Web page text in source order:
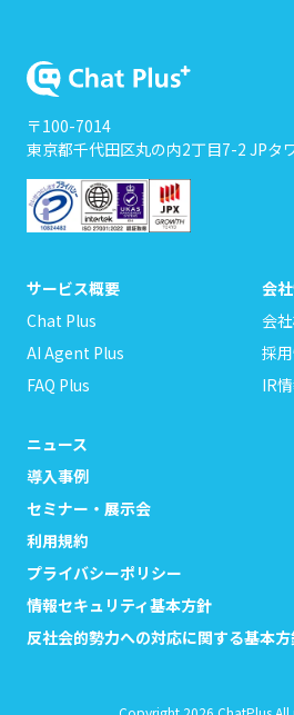
〒100-7014
東京都千代田区丸の内2丁目7-2 JPタ
サービス概要
Chat Plus
AI Agent Plus
FAQ Plus
会
会
採
IR
ニュース
導入事例
セミナー・展示会
利用規約
プライバシーポリシー
情報セキュリティ基本方針
反社会的勢力への対応に関する基本